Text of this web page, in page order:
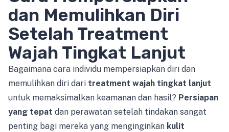
dan Memulihkan Diri
Setelah Treatment
Wajah Tingkat Lanjut
Bagaimana cara individu mempersiapkan diri dan
memulihkan diri dari treatment wajah tingkat lanjut
untuk memaksimalkan keamanan dan hasil? Persiapan
yang tepat dan perawatan setelah tindakan sangat
penting bagi mereka yang menginginkan kulit